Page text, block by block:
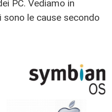
PC. Vediamo in
sono le cause secondo